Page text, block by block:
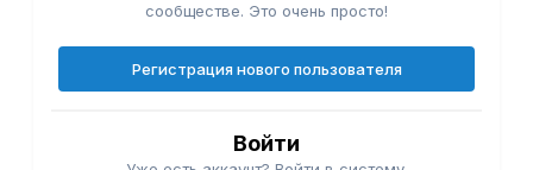
сообществе. Это очень просто!
Регистрация нового пользователя
Войти